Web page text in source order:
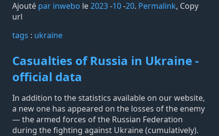
Ajouté par inwebo le2023-10-20. Permalink, Copy
url
tags️ : ukraine
Casualties of Russia in Ukraine -
official data
In addition to the statistics available on our website,
a new one has appeared on the losses of the enemy
— the armed forces of the Russian Federation
during the fighting against Ukraine (cumulatively).